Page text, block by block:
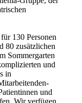
wichtig. Wir
(A1-Kliniken),
universitäre